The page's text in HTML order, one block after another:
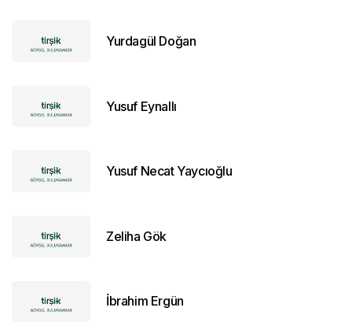
Yurdagül Doğan
Yusuf Eynallı
Yusuf Necat Yaycıoğlu
Zeliha Gök
İbrahim Ergün